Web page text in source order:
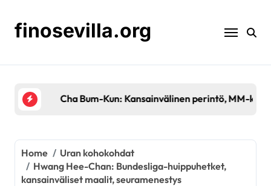
content
finosevilla.org
Cha Bum-Kun: Kansainvälinen perintö, MM-
Home
Uran kohokohdat
Hwang Hee-Chan: Bundesliga-huippuhetket,
kansainväliset maalit, seuramenestys